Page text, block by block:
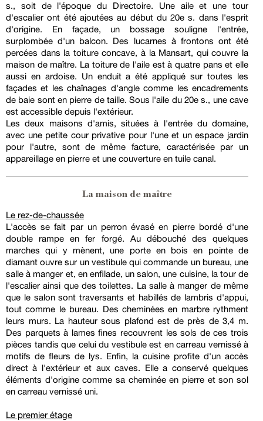
s., soit de l'époque du Directoire. Une aile et une tour
d'escalier ont été ajoutées au début du 20e s. dans l'esprit
d'origine. En façade, un bossage souligne l'entrée,
surplombée d'un balcon. Des lucarnes à frontons ont été
percées dans la toiture concave, à la Mansart, qui couvre la
maison de maître. La toiture de l'aile est à quatre pans et elle
aussi en ardoise. Un enduit a été appliqué sur toutes les
façades et les chaînages d'angle comme les encadrements
de baie sont en pierre de taille. Sous l'aile du 20e s., une cave
est accessible depuis l'extérieur.
Les deux maisons d'amis, situées à l'entrée du domaine,
avec une petite cour privative pour l'une et un espace jardin
pour l'autre, sont de même facture, caractérisée par un
appareillage en pierre et une couverture en tuile canal.
La maison de maître
Le rez-de-chaussée
L'accès se fait par un perron évasé en pierre bordé d'une
double rampe en fer forgé. Au débouché des quelques
marches qui y mènent, une porte en bois en pointe de
diamant ouvre sur un vestibule qui commande un bureau, une
salle à manger et, en enfilade, un salon, une cuisine, la tour de
l'escalier ainsi que des toilettes. La salle à manger de même
que le salon sont traversants et habillés de lambris d'appui,
tout comme le bureau. Des cheminées en marbre rythment
leurs murs. La hauteur sous plafond est de près de 3,4 m.
Des parquets à lames fines recouvrent les sols de ces trois
pièces tandis que celui du vestibule est en carreau vernissé à
motifs de fleurs de lys. Enfin, la cuisine profite d'un accès
direct à l'extérieur et aux caves. Elle a conservé quelques
éléments d'origine comme sa cheminée en pierre et son sol
en carreau vernissé uni.
Le premier étage